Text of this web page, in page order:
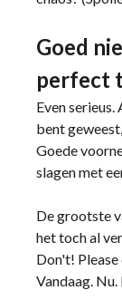
Goed
perfect
Even
bent
Goede
slagen met
De grootste
het toch al
Don't!
Vandaag.